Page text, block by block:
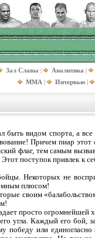
Зал Славы | Аналитика |
MMA | Интервью |
быть видом спорта, а
Причем пиар
флаг, тем самым
поступок привлек к
Некоторых не
плюсом!
своим
просто огромнейшей
угла. Каждый его
победу или